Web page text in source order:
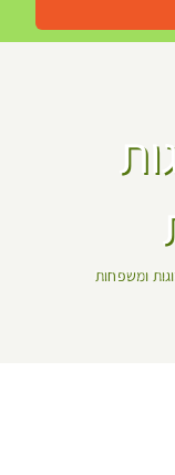
ומשפחות